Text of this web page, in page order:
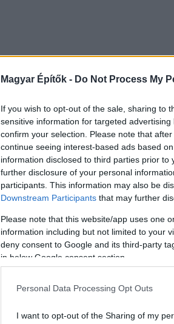
Magyar Építők - Do Not Process My
If you wish to opt-out of the sale, sharing to
sensitive information for targeted
confirm your selection. Please note that
continue seeing interest-based ads based
information disclosed to third parties prior
further disclosure of your personal
participants. This information may also be
Downstream Participants that may further
Please note that this website/app uses one
information including but not limited to your
deny consent to Google and its third-party
in below Google consent section.
Personal Data Processing Opt Outs
I want to opt-out of the Sharing of my